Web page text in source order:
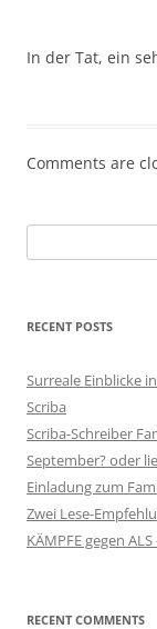
In der Tat, ein
Comments are
for:
RECENT POSTS
Surreale Einblicke
Scriba
Scriba-Schreiber
September? oder
Einladung zum
Zwei Lese-
KÄMPFE gegen
RECENT COMMENTS